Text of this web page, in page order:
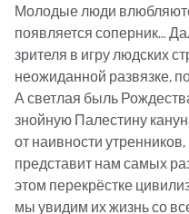
Молодые люди
появляется соперник…
зрителя в игру людских
неожиданной развязке,
А светлая быль
знойную Палестину
от наивности
представит нам самых
этом перекрёстке
мы увидим их жизнь со